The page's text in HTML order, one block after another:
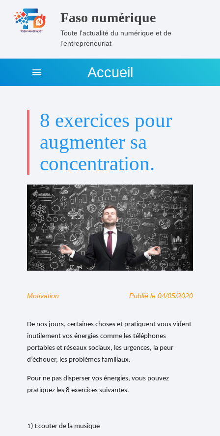
Faso numérique
Toute l'actualité du numérique et de
l’entrepreneuriat
Accueil
menu
8 exercices pour
augmenter sa
concentration.
Motivation Publié le 04/05/2020
De nos jours, certaines choses et pratiquent vous vident
inutilement vos énergies comme les téléphones
portables et réseaux sociaux, les urgences, la peur
d’échouer, les problèmes familiaux.
Pour ne pas disperser vos énergies, vous pouvez
pratiquez les 8 exercices suivantes.
1) Ecouter de la musique